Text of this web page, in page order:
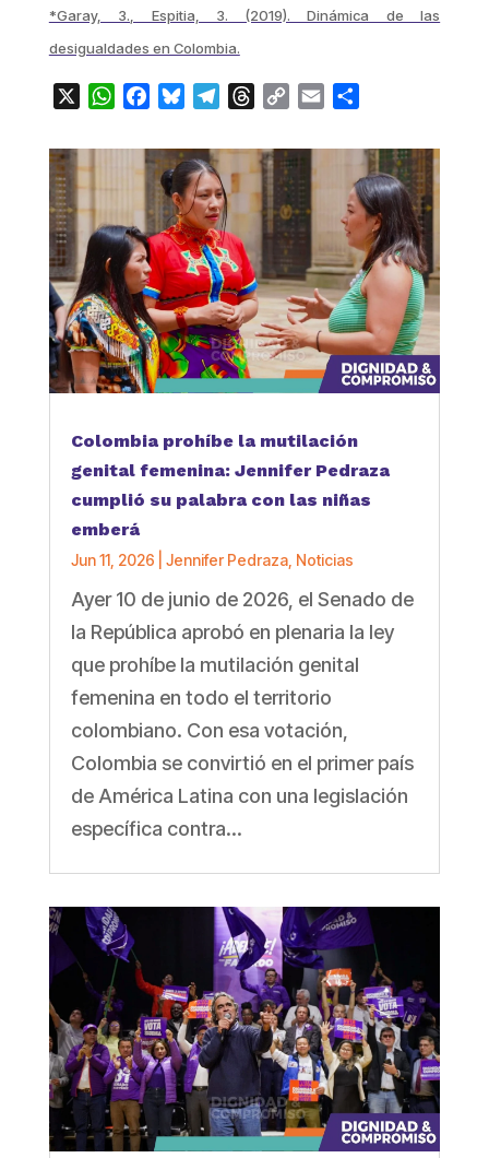
*Garay, 3., Espitia, 3. (2019). Dinámica de las
desigualdades en Colombia.
WhatsApp
FacebookBlueskyTelegramThreads
Copy Email
Colombia prohíbe la mutilación
genital femenina: Jennifer Pedraza
cumplió su palabra con las niñas
emberá
Jun 11, 2026 Jennifer Pedraza, Noticias
Ayer 10 de junio de 2026, el Senado de
la República aprobó en plenaria la ley
que prohíbe la mutilación genital
femenina en todo el territorio
colombiano. Con esa votación,
Colombia se convirtió en el primer país
de América Latina con una legislación
específica contra...